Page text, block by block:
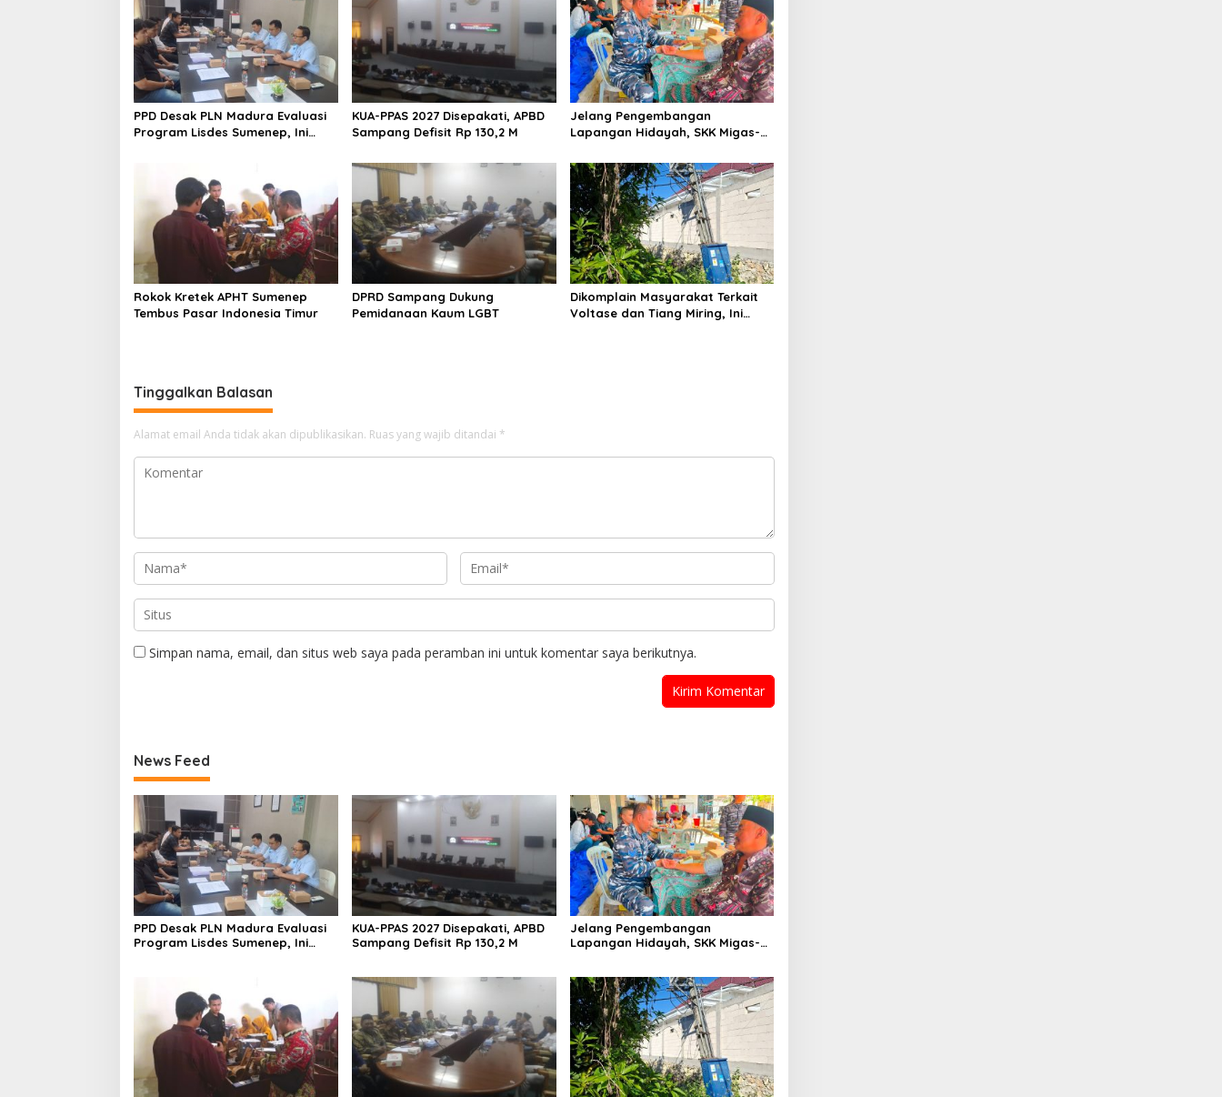
PPD Desak PLN Madura Evaluasi
Program Lisdes Sumenep, Ini
KUA-PPAS 2027 Disepakati, APBD
Sampang Defisit Rp 130,2 M
Jelang Pengembangan
Lapangan Hidayah, SKK Migas-
Sinergi dengan Nelayan
Sampang
Rokok Kretek APHT Sumenep
Tembus Pasar Indonesia Timur
DPRD Sampang Dukung
Pemidanaan Kaum LGBT
Dikomplain Masyarakat Terkait
Voltase dan Tiang Miring, Ini
Tinggalkan Balasan
Alamat email Anda tidak akan dipublikasikan. Ruas yang wajib ditandai *
Simpan nama, email, dan situs web saya pada peramban ini untuk komentar saya berikutnya.
News Feed
PPD Desak PLN Madura Evaluasi
Program Lisdes Sumenep, Ini
KUA-PPAS 2027 Disepakati, APBD
Sampang Defisit Rp 130,2 M
Jelang Pengembangan
Lapangan Hidayah, SKK Migas-
Sampang